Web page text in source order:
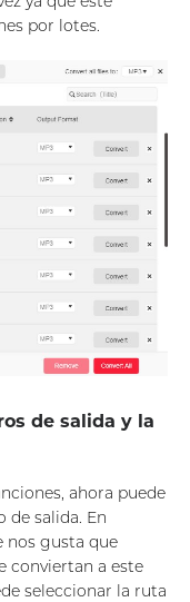
por lotes.
de salida y la
ahora puede
salida. En
nos gusta que
conviertan a este
seleccionar la ruta